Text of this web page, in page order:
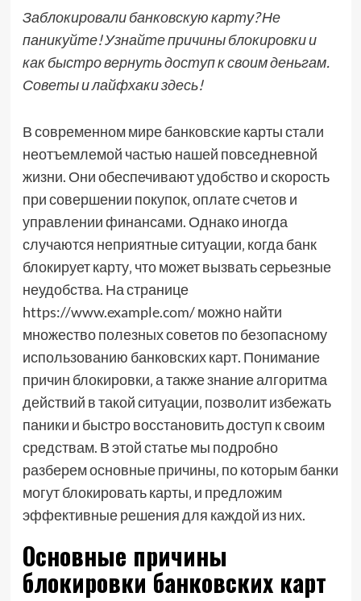
Заблокировали банковскую карту? Не
паникуйте! Узнайте причины блокировки и
как быстро вернуть доступ к своим деньгам.
Советы и лайфхаки здесь!
В современном мире банковские карты стали
неотъемлемой частью нашей повседневной
жизни. Они обеспечивают удобство и скорость
при совершении покупок‚ оплате счетов и
управлении финансами. Однако иногда
случаются неприятные ситуации‚ когда банк
блокирует карту‚ что может вызвать серьезные
неудобства. На странице
https://www.example.com/ можно найти
множество полезных советов по безопасному
использованию банковских карт. Понимание
причин блокировки‚ а также знание алгоритма
действий в такой ситуации‚ позволит избежать
паники и быстро восстановить доступ к своим
средствам. В этой статье мы подробно
разберем основные причины‚ по которым банки
могут блокировать карты‚ и предложим
эффективные решения для каждой из них.
Основные причины
блокировки банковских карт